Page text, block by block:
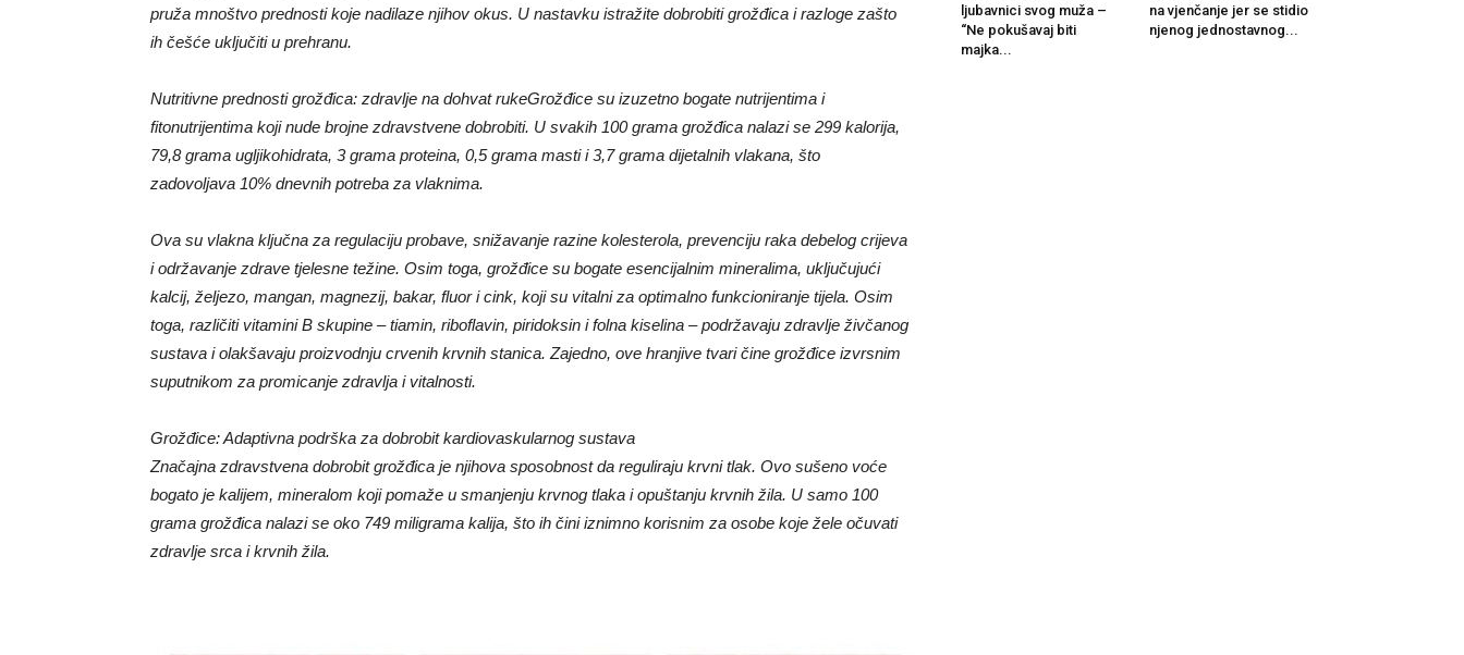
pruža mnoštvo prednosti koje nadilaze njihov okus. U nastavku istražite dobrobiti grožđica i razloge zašto
ih češće uključiti u prehranu.
Nutritivne prednosti grožđica: zdravlje na dohvat rukeGrožđice su izuzetno bogate nutrijentima i
fitonutrijentima koji nude brojne zdravstvene dobrobiti. U svakih 100 grama grožđica nalazi se 299 kalorija,
79,8 grama ugljikohidrata, 3 grama proteina, 0,5 grama masti i 3,7 grama dijetalnih vlakana, što
zadovoljava 10% dnevnih potreba za vlaknima.
Ova su vlakna ključna za regulaciju probave, snižavanje razine kolesterola, prevenciju raka debelog crijeva
i održavanje zdrave tjelesne težine. Osim toga, grožđice su bogate esencijalnim mineralima, uključujući
kalcij, željezo, mangan, magnezij, bakar, fluor i cink, koji su vitalni za optimalno funkcioniranje tijela. Osim
toga, različiti vitamini B skupine – tiamin, riboflavin, piridoksin i folna kiselina – podržavaju zdravlje živčanog
sustava i olakšavaju proizvodnju crvenih krvnih stanica. Zajedno, ove hranjive tvari čine grožđice izvrsnim
suputnikom za promicanje zdravlja i vitalnosti.
Grožđice: Adaptivna podrška za dobrobit kardiovaskularnog sustava
Značajna zdravstvena dobrobit grožđica je njihova sposobnost da reguliraju krvni tlak. Ovo sušeno voće
bogato je kalijem, mineralom koji pomaže u smanjenju krvnog tlaka i opuštanju krvnih žila. U samo 100
grama grožđica nalazi se oko 749 miligrama kalija, što ih čini iznimno korisnim za osobe koje žele očuvati
zdravlje srca i krvnih žila.
ljubavnici svog muža –
“Ne pokušavaj biti
majka...
na vjenčanje jer se stidio
njenog jednostavnog...